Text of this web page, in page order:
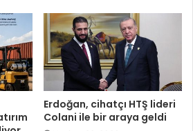
Erdoğan, cihatçı HTŞ lideri
Colani ile bir araya geldi